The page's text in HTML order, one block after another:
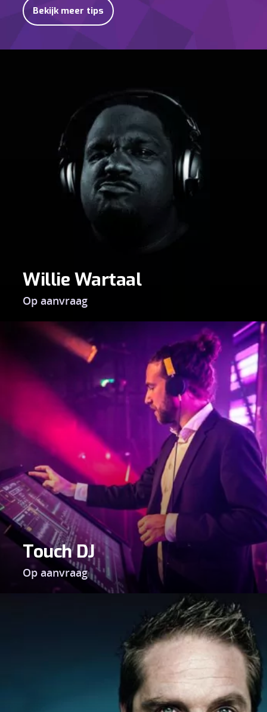
Bekijk meer tips
Willie Wartaal
Op aanvraag
Touch DJ
Op aanvraag